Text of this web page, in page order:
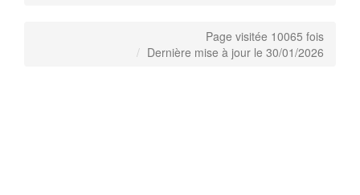
Page visitée 10065 fois
Dernière mise à jour le 30/01/2026